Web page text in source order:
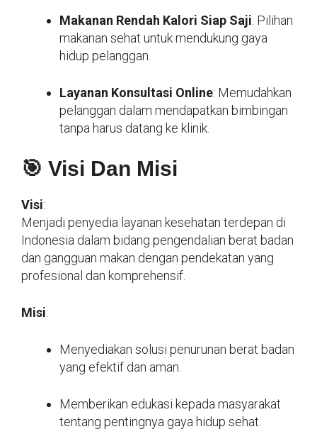
Makanan Rendah Kalori Siap Saji: Pilihan
makanan sehat untuk mendukung gaya
hidup pelanggan.
Layanan Konsultasi Online: Memudahkan
pelanggan dalam mendapatkan bimbingan
tanpa harus datang ke klinik.
🎯 Visi Dan Misi
Visi:
Menjadi penyedia layanan kesehatan terdepan di
Indonesia dalam bidang pengendalian berat badan
dan gangguan makan dengan pendekatan yang
profesional dan komprehensif.
Misi:
Menyediakan solusi penurunan berat badan
yang efektif dan aman.
Memberikan edukasi kepada masyarakat
tentang pentingnya gaya hidup sehat.